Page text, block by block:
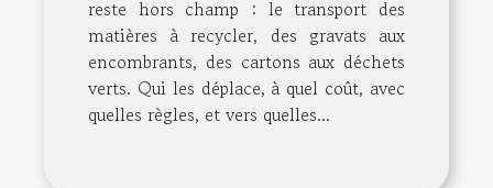
reste hors champ : le transport des
matières à recycler, des gravats aux
encombrants, des cartons aux déchets
verts. Qui les déplace, à quel coût, avec
quelles règles, et vers quelles...